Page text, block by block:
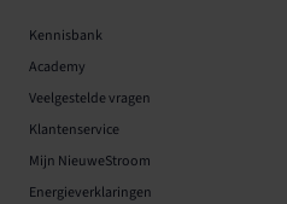
Kennisbank
Academy
Veelgestelde vragen
Klantenservice
Mijn NieuweStroom
Energieverklaringen